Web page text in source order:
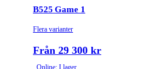
B525 Game 1
Flera varianter
Från 29 300 kr
Online: I lager